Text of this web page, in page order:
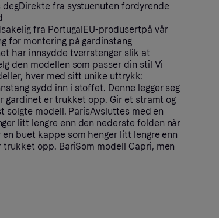
fra systuenuten fordyrende
fra PortugalEU-produsertpå vår
for montering på gardinstang
har innsydde tverrstenger slik at
den modellen som passer din stil Vi
hver med sitt unike uttrykk:
sydd inn i stoffet. Denne legger seg
gardinet er trukket opp. Gir et stramt og
modell. ParisAvsluttes med en
litt lengre enn den nederste folden når
buet kappe som henger litt lengre enn
opp. BariSom modell Capri, men